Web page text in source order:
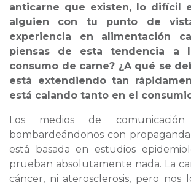
anticarne que existen, lo difícil
alguien con tu punto de
experiencia en alimentación
piensas de esta tendencia a
consumo de carne? ¿A qué se
está extendiendo tan
está calando tanto en el
Los medios de
bombardeándonos con
está basada en estudios
prueban absolutamente nada. La
cáncer, ni aterosclerosis, pero nos